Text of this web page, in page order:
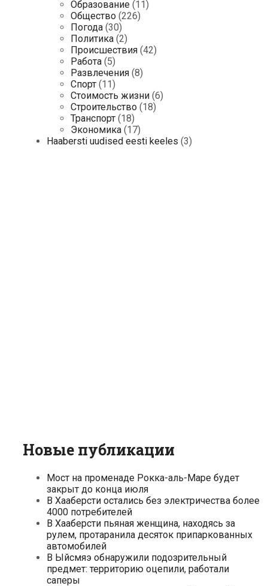
Образование (11)
Общество (226)
Погода (30)
Политика (2)
Происшествия (42)
Работа (5)
Развлечения (8)
Спорт (11)
Стоимость жизни (6)
Строительство (18)
Транспорт (18)
Экономика (17)
Haabersti uudised eesti keeles (3)
Новые публикации
Мост на променаде Рокка-аль-Маре будет
закрыт до конца июля
В Хааберсти остались без электричества более
4000 потребителей
В Хааберсти пьяная женщина, находясь за
рулем, протаранила десяток припаркованных
автомобилей
В Ыйсмяэ обнаружили подозрительный
предмет: территорию оцепили, работали
саперы